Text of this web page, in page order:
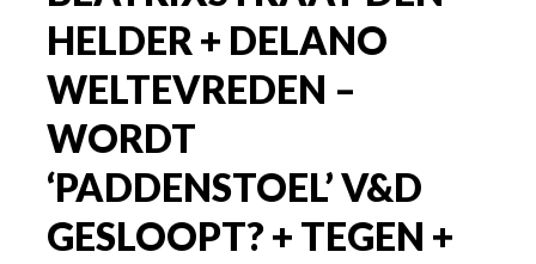
HELDER + DELANO
WELTEVREDEN –
WORDT
‘PADDENSTOEL’ V&D
GESLOOPT? + TEGEN +